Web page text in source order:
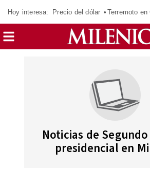
Hoy interesa: Precio del dólar Terremoto en
Noticias de
presidencial en